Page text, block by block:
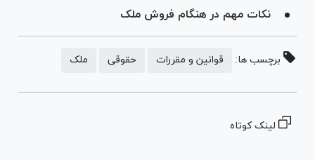
نکات مهم در هنگام فروش ملک
برچسب ها: قوانین و مقررات حقوقی ملک
لینک کوتاه